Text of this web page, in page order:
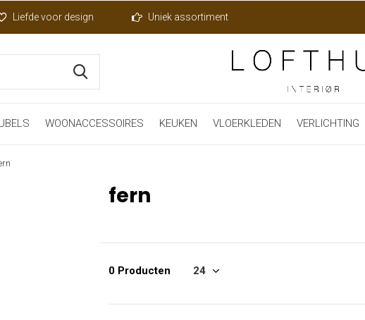
WOONACCESSOIRES KEUKEN VLOERKLEDEN VERLICHTING
Liefde voor design Uniek assortiment
fern
0 Producten